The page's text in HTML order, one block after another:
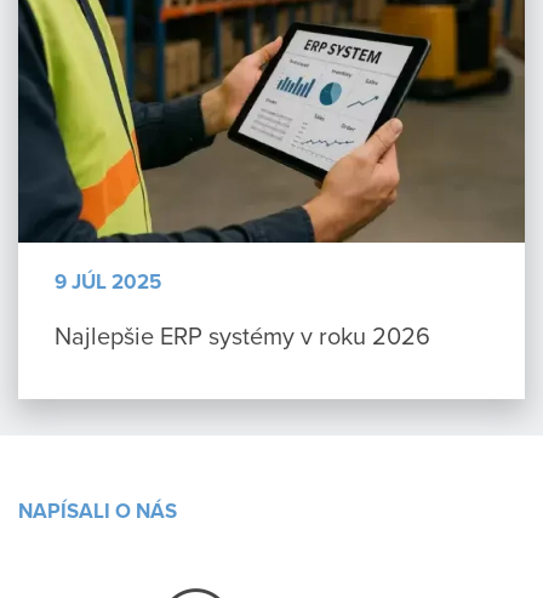
9 JÚL 2025
Najlepšie ERP systémy v roku 2026
NAPÍSALI O NÁS